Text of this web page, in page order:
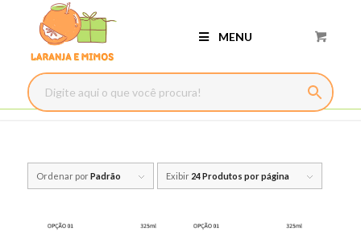
MENU
Ordenar porPadrão Exibir 24 Produtos por página